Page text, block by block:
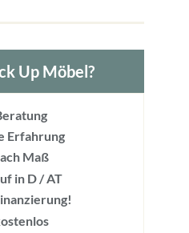
Up Möbel?
Erfahrung
Maß
in D / AT